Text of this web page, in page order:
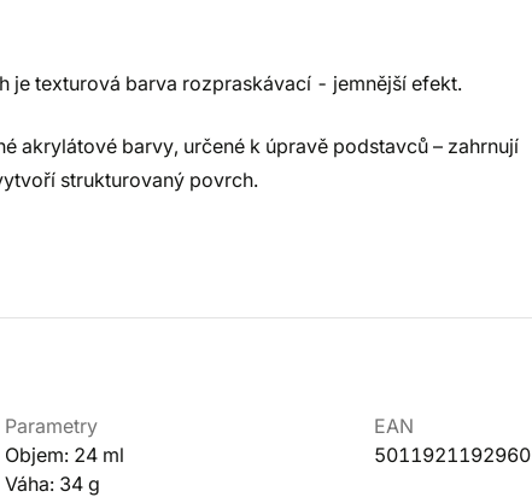
je texturová barva rozpraskávací - jemnější efekt.
akrylátové barvy, určené k úpravě podstavců – zahrnují
strukturovaný povrch.
Parametry
Objem: 24 ml
Váha: 34 g
EAN
5011921192960